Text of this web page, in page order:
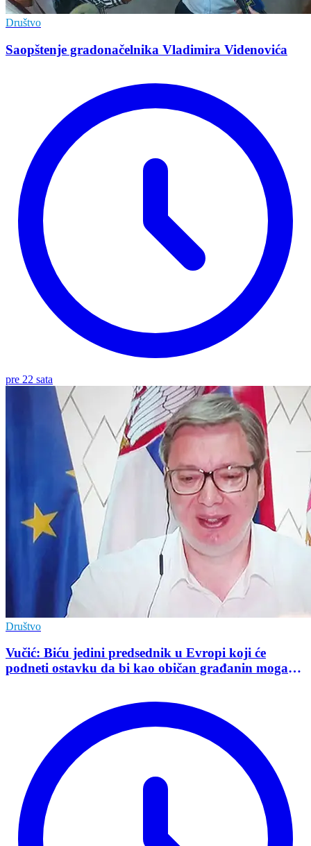
Društvo
Saopštenje gradonačelnika Vladimira Videnovića
pre 22 sata
Društvo
Vučić: Biću jedini predsednik u Evropi koji će
podneti ostavku da bi kao običan građanin mogao